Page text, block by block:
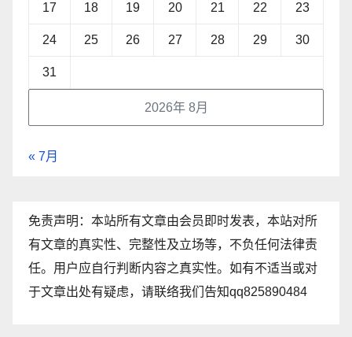
2026年 8月
17 18 19 20 21 22 23
24 25 26 27 28 29 30
31
« 7月
免责声明：本站所有文章由会员即时发表，本站对所
有文章的真实性、完整性及立场等，不负任何法律责
任。用户应自行判断内容之真实性。如有不适当或对
于文章出处有疑虑，请联络我们告知qq825890484